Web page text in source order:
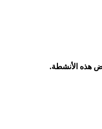
هذه الأنشطة.